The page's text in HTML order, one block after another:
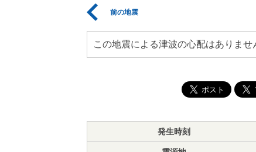
前の地震
この地震による津波の心配はありませ
発生時刻